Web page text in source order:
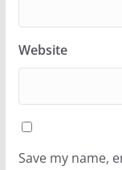
Website
Save my name,